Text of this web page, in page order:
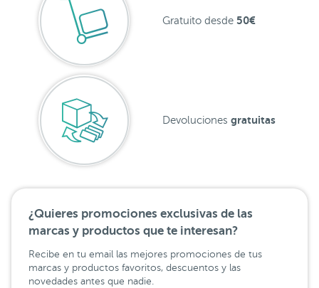
Gratuito desde 50€
Devoluciones gratuitas
¿Quieres promociones exclusivas de las
marcas y productos que te interesan?
Recibe en tu email las mejores promociones de tus
marcas y productos favoritos, descuentos y las
novedades antes que nadie.